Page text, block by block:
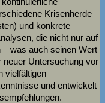
Krisenherde
und konkrete
die nicht nur auf
was auch seinen Wert
neuer Untersuchung vor
vielfältigen
und entwickelt